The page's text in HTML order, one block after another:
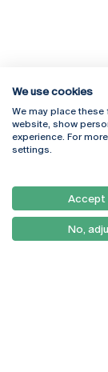
Rua Diogo
4169-005 Porto
+351 226 196 240
We use cookies
We may place
website, show
experience. For
settings.
Accept
No,